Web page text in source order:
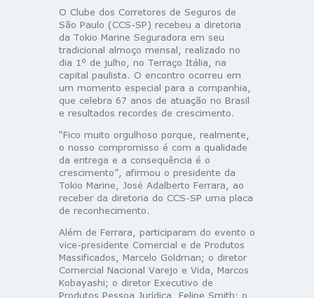
O Clube dos Corretores de Seguros de
São Paulo (CCS-SP) recebeu a diretoria
da Tokio Marine Seguradora em seu
tradicional almoço mensal, realizado no
dia 1º de julho, no Terraço Itália, na
capital paulista. O encontro ocorreu em
um momento especial para a companhia,
que celebra 67 anos de atuação no Brasil
e resultados recordes de crescimento.
“Fico muito orgulhoso porque, realmente,
o nosso compromisso é com a qualidade
da entrega e a consequência é o
crescimento”, afirmou o presidente da
Tokio Marine, José Adalberto Ferrara, ao
receber da diretoria do CCS-SP uma placa
de reconhecimento.
Além de Ferrara, participaram do evento o
vice-presidente Comercial e de Produtos
Massificados, Marcelo Goldman; o diretor
Comercial Nacional Varejo e Vida, Marcos
Kobayashi; o diretor Executivo de
Produtos Pessoa Jurídica, Felipe Smith; o